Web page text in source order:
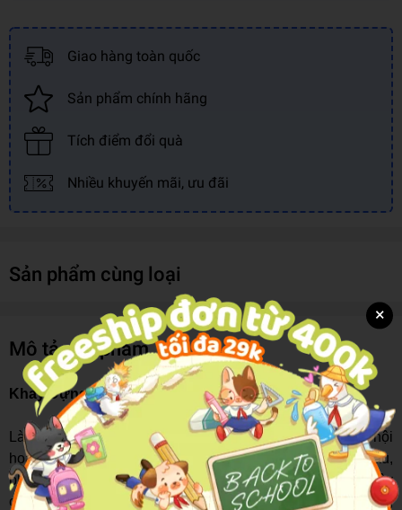
Giao hàng toàn quốc
Sản phẩm chính hãng
Tích điểm đổi quà
Nhiều khuyến mãi, ưu đãi
Sản phẩm cùng loại
Mô tả sản phẩm
Khay Đựng Màu Vẽ Mesa MP-1
Là vật dụng không thể thiếu đối với các em nhỏ đam mê hội
họa. Với sản phẩm này, các em có thể tha hồ đựng màu,
pha màu phục vụ cho nhu cầu tô vẽ tranh của mình. Đây
cũng là món quà ý nghĩa mà các bậc phụ huynh dành tặng
×